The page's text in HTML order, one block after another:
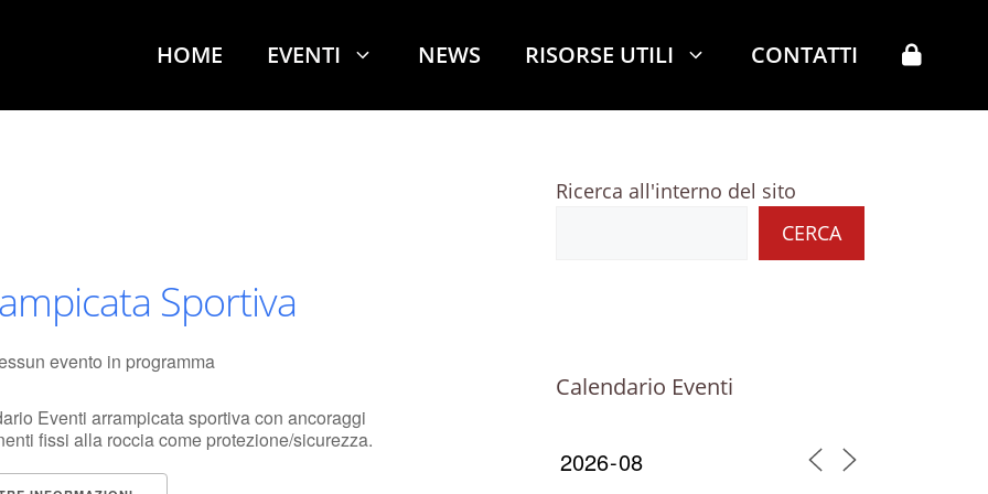
HOME EVENTI NEWS RISORSE UTILI CONTATTI
Sportiva
evento in programma
Eventi arrampicata sportiva con ancoraggi
fissi alla roccia come protezione/sicurezza.
Ricerca all'interno del sito
CERCA
Calendario Eventi